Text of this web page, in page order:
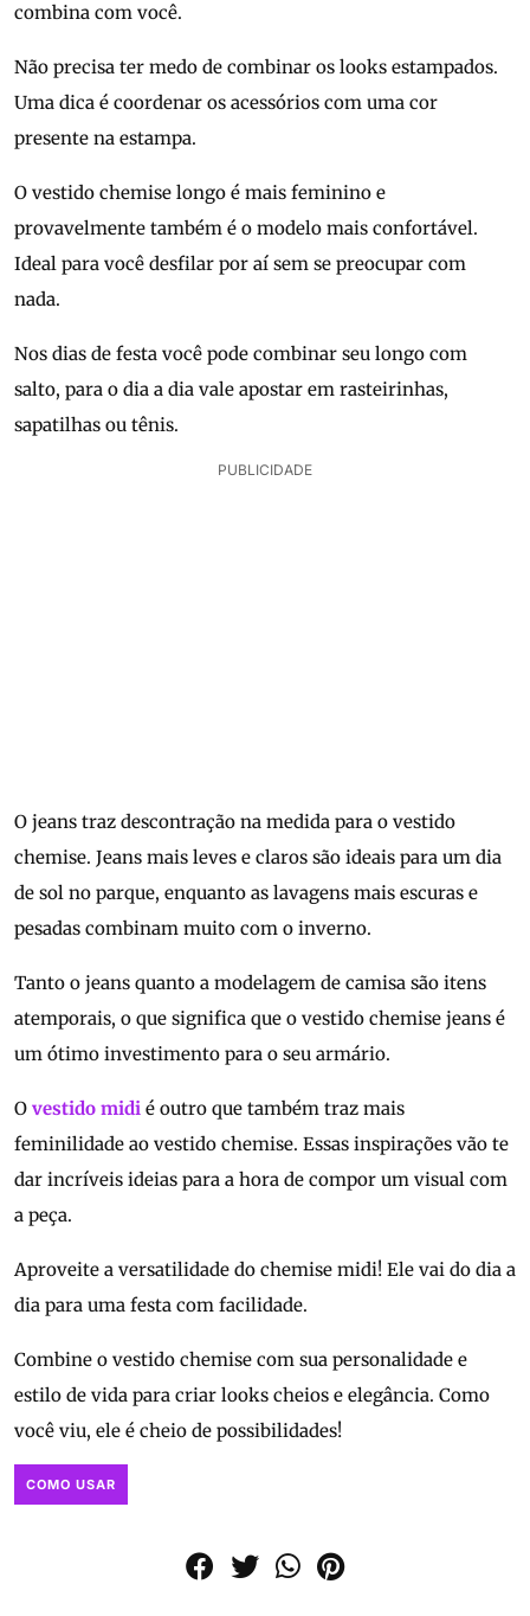
combina com você.
Não precisa ter medo de combinar os looks estampados.
Uma dica é coordenar os acessórios com uma cor
presente na estampa.
O vestido chemise longo é mais feminino e
provavelmente também é o modelo mais confortável.
Ideal para você desfilar por aí sem se preocupar com
nada.
Nos dias de festa você pode combinar seu longo com
salto, para o dia a dia vale apostar em rasteirinhas,
sapatilhas ou tênis.
PUBLICIDADE
O jeans traz descontração na medida para o vestido
chemise. Jeans mais leves e claros são ideais para um dia
de sol no parque, enquanto as lavagens mais escuras e
pesadas combinam muito com o inverno.
Tanto o jeans quanto a modelagem de camisa são itens
atemporais, o que significa que o vestido chemise jeans é
um ótimo investimento para o seu armário.
O vestido midi é outro que também traz mais
feminilidade ao vestido chemise. Essas inspirações vão te
dar incríveis ideias para a hora de compor um visual com
a peça.
Aproveite a versatilidade do chemise midi! Ele vai do dia a
dia para uma festa com facilidade.
Combine o vestido chemise com sua personalidade e
estilo de vida para criar looks cheios e elegância. Como
você viu, ele é cheio de possibilidades!
COMO USAR